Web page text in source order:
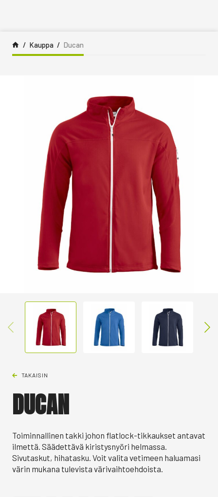
Kauppa Ducan
TAKAISIN
DUCAN
Toiminnallinen takki johon flatlock-tikkaukset antavat
ilmettä. Säädettävä kiristysnyöri helmassa.
Sivutaskut, hihatasku. Voit valita vetimeen haluamasi
värin mukana tulevista värivaihtoehdoista.